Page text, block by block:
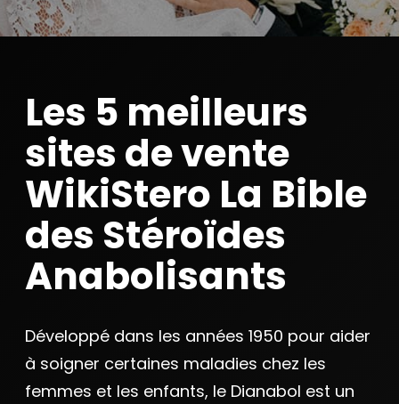
Les 5 meilleurs
sites de vente
WikiStero La Bible
des Stéroïdes
Anabolisants
Développé dans les années 1950 pour aider
à soigner certaines maladies chez les
femmes et les enfants, le Dianabol est un